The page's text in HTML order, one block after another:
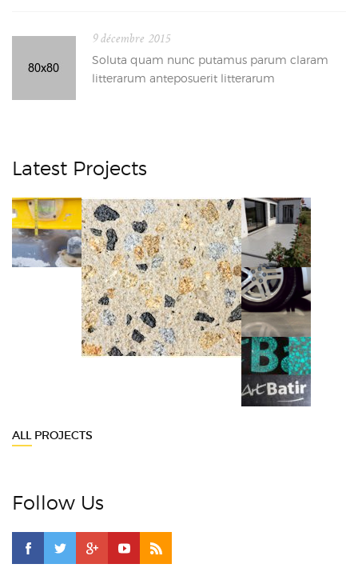
9 décembre 2015
Soluta quam nunc putamus parum claram
litterarum anteposuerit litterarum
Latest Projects
ALL PROJECTS
Follow Us